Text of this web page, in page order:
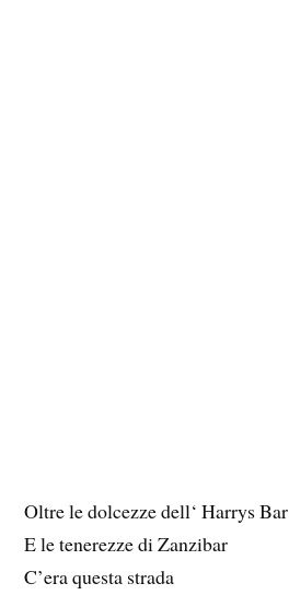
Oltre le dolcezze dell‘ Harrys Bar
E le tenerezze di Zanzibar
C’era questa strada